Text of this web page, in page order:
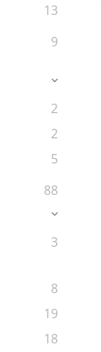
13
9
2
2
5
88
3
8
19
18